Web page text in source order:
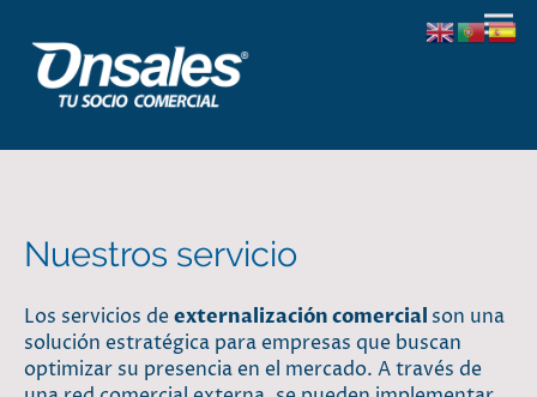
Nuestros servicio
Los servicios deexternalización comercial son una
solución estratégica para empresas que buscan
optimizar su presencia en el mercado. A través de